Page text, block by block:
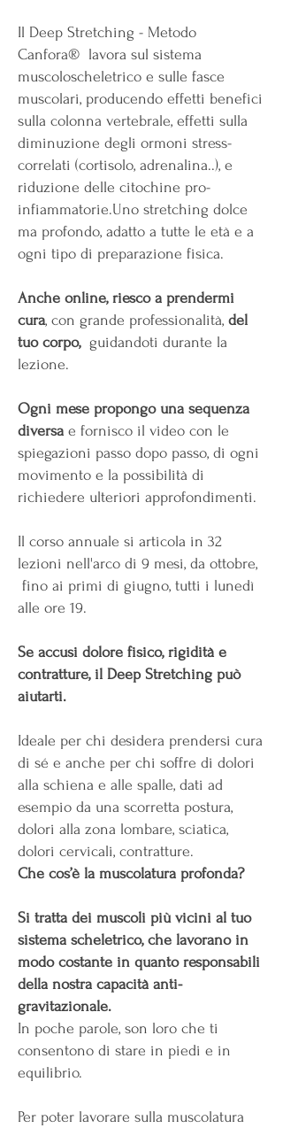
Il Deep Stretching - Metodo
Canfora® lavora sul sistema
muscoloscheletrico e sulle fasce
muscolari, producendo effetti benefici
sulla colonna vertebrale, effetti sulla
diminuzione degli ormoni stress-
correlati (cortisolo, adrenalina..), e
riduzione delle citochine pro-
infiammatorie.Uno stretching dolce
ma profondo, adatto a tutte le età e a
ogni tipo di preparazione fisica.
Anche online, riesco a prendermi
cura, con grande professionalità, del
tuo corpo,guidandoti durante la
lezione.
Ogni mese propongo una sequenza
diversa e fornisco il video con le
spiegazioni passo dopo passo, di ogni
movimento e la possibilità di
richiedere ulteriori approfondimenti.
Il corso annuale si articola in 32
lezioni nell'arco di 9 mesi, da ottobre,
fino ai primi di giugno, tutti i lunedì
alle ore 19.
Se accusi dolore fisico, rigidità e
contratture, il Deep Stretching può
aiutarti.
Ideale per chi desidera prendersi cura
di sé e anche per chi soffre di dolori
alla schiena e alle spalle, dati ad
esempio da una scorretta postura,
dolori alla zona lombare, sciatica,
dolori cervicali, contratture.
Che cos’è la muscolatura profonda?
Si tratta dei muscoli più vicini al tuo
sistema scheletrico, che lavorano in
modo costante in quanto responsabili
della nostra capacità anti-
gravitazionale.
In poche parole, son loro che ti
consentono di stare in piedi e in
equilibrio.
Per poter lavorare sulla muscolatura